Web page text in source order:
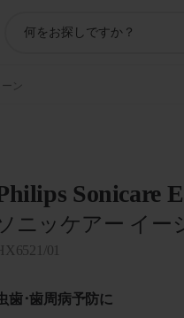
索
ン
Sonicare
ニッケアー イー
01
歯･歯周病予防に